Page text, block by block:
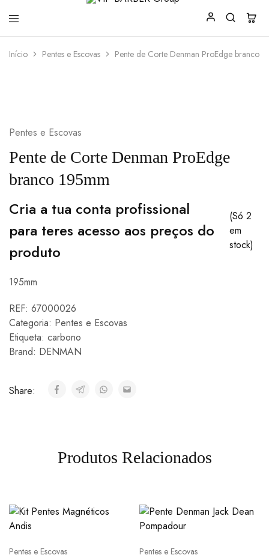
BARBER
para
Início Pentes e Escovas Pente de Corte Denman ProEdge branco
Pentes e Escovas
Pente de Corte Denman ProEdge
branco 195mm
Cria a tua conta profissional
para teres acesso aos preços do
produto
(Só 2
em
stock)
195mm
REF: 67000026
Categoria: Pentes e Escovas
Etiqueta: carbono
Brand: DENMAN
Share:
Produtos Relacionados
Pentes e Escovas Pentes e Escovas